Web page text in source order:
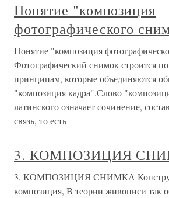
Понятие "композиция
фотографического
Понятие "композиция
Фотографический снимок строится
принципам, которые объединяются
"композиция кадра".Слово
латинского означает сочинение,
связь, то есть
3. КОМПОЗИЦИЯ
3. КОМПОЗИЦИЯ СНИМКА
композиция, В теории живописи так